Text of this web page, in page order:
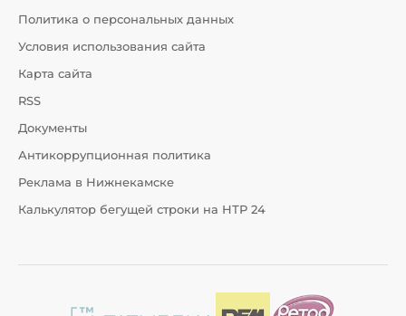
Политика о персональных данных
Условия использования сайта
Карта сайта
RSS
Документы
Антикоррупционная политика
Реклама в Нижнекамске
Калькулятор бегущей строки на НТР 24